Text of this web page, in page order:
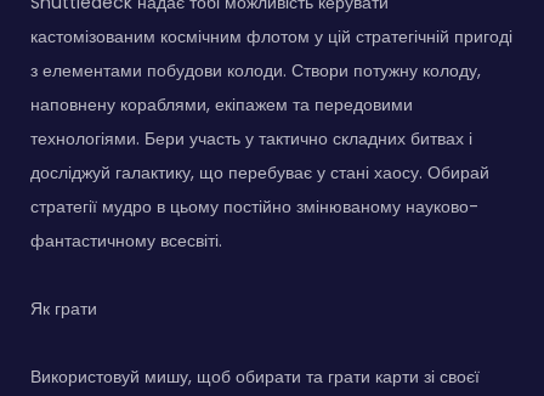
кастомізованим космічним флотом у цій стратегічній пригоді
з елементами побудови колоди. Створи потужну колоду,
наповнену кораблями, екіпажем та передовими
технологіями. Бери участь у тактично складних битвах і
досліджуй галактику, що перебуває у стані хаосу. Обирай
стратегії мудро в цьому постійно змінюваному науково-
фантастичному всесвіті.
Як грати
Використовуй мишу, щоб обирати та грати карти зі своєї